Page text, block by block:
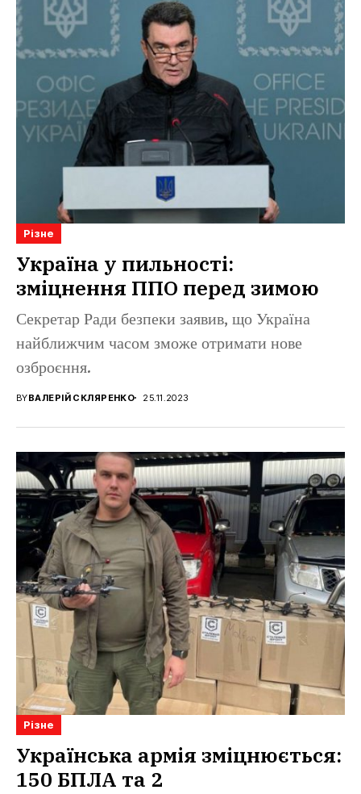
Різне
Україна у пильності:
зміцнення ППО перед зимою
Секретар Ради безпеки заявив, що Україна
найближчим часом зможе отримати нове
озброєння.
BYВАЛЕРІЙ СКЛЯРЕНКО 25.11.2023
Різне
Українська армія зміцнюється:
150 БПЛА та 2